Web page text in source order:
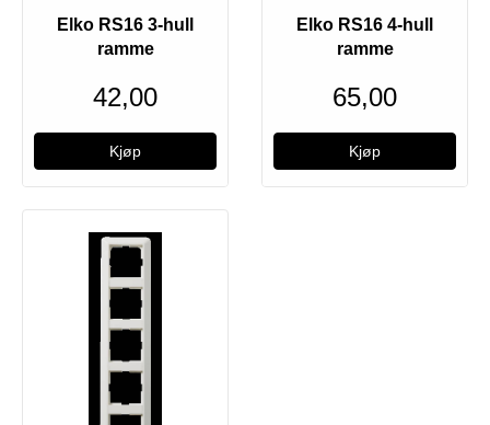
Elko RS16 3-hull
ramme
42,00
Elko RS16 4-hull
ramme
65,00